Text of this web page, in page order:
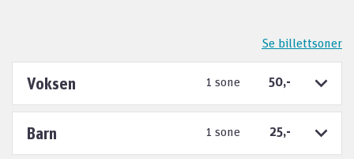
Se billettsoner
Voksen 1 sone 50,-
Barn 1 sone 25,-